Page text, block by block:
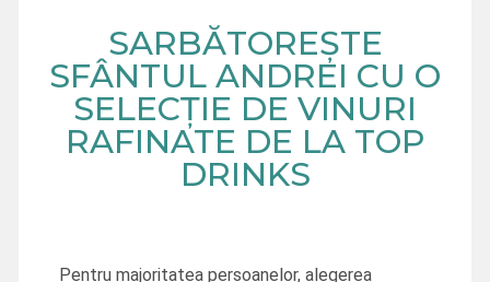
SARBĂTOREȘTE
SFÂNTUL ANDREI CU O
SELECȚIE DE VINURI
RAFINATE DE LA TOP
DRINKS
Pentru majoritatea persoanelor, alegerea